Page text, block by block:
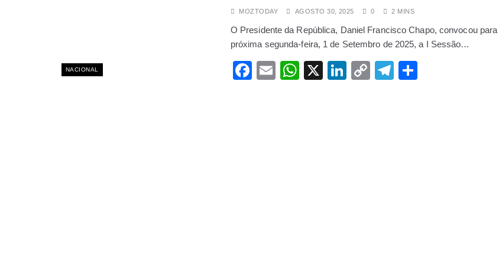
Quem é o jovem prodígio que a Meta pagou 250 milhões de dólares
AGOSTO 6, 2025
Acidente grave em Palmeiras provoca comoção na manhã desta quarta-feira
Cabo Delgado: População protesta contra proibição de extracção de ouro que
AGOSTO 15, 2025
NACIONAL
MOZTODAY AGOSTO 30, 2025 0 2 MINS
O Presidente da República, Daniel Francisco Chapo, convocou para
próxima segunda-feira, 1 de Setembro de 2025, a I Sessão…
Facebook
EmailWhatsApp
X LinkedIn
CopyTelegram